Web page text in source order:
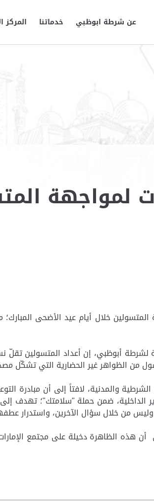
عن شرطة ابوظبي خدماتنا المركز
لمواجهة
خلال أيام عيد الأضحى المبارك؛
أبوظبي، إن أعداد المتسولين تقلّ
من الظواهر غير الحضارية التي تشكّل
والمدنية، لافتاً إلى أن مبادرة
الداخلية، ضمن حملة "سلامتك"؛ تهدف
من خلال سؤال الآخرين، واستدرار
الظاهرة دخيلة على مجتمع